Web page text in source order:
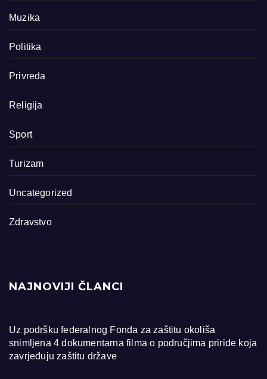
Muzika
Politika
Privreda
Religija
Sport
Turizam
Uncategorized
Zdravstvo
NAJNOVIJI ČLANCI
Uz podršku federalnog Fonda za zaštitu okoliša
snimljena 4 dokumentarna filma o područjima priride koja
zavrjeđuju zaštitu države